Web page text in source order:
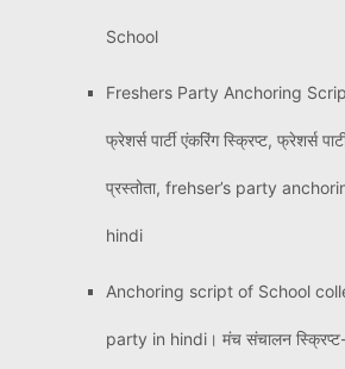
School
Freshers Party Anchoring
फ्रेशर्स पार्टी एंकरिंग स्क्रिप्ट, फ्रेशर्स
प्रस्तोता, frehser’s party
hindi
Anchoring script of School
party in hindi। मंच संचालन